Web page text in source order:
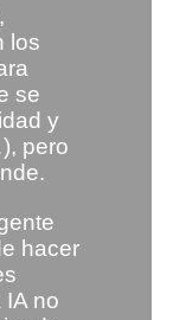
los
se
y
pero
hacer
no